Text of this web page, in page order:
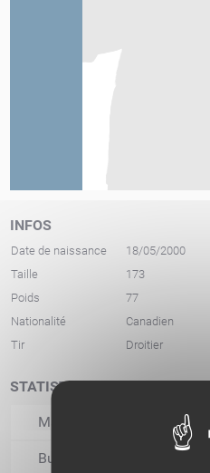
INFOS
Date de naissance
18/05/2000
Taille
173
Poids
77
Nationalité
Canadien
Tir
Droitier
STATISTIQUES
Matchs joués
Buts